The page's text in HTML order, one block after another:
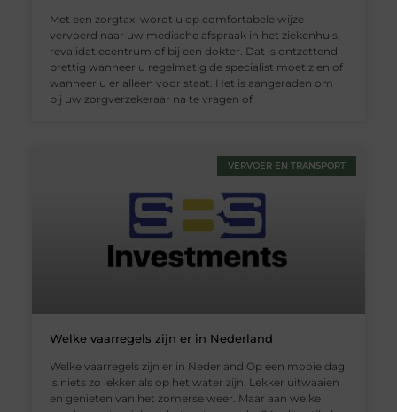
Met een zorgtaxi wordt u op comfortabele wijze
vervoerd naar uw medische afspraak in het ziekenhuis,
revalidatiecentrum of bij een dokter. Dat is ontzettend
prettig wanneer u regelmatig de specialist moet zien of
wanneer u er alleen voor staat. Het is aangeraden om
bij uw zorgverzekeraar na te vragen of
VERVOER EN TRANSPORT
Welke vaarregels zijn er in Nederland
Welke vaarregels zijn er in Nederland Op een mooie dag
is niets zo lekker als op het water zijn. Lekker uitwaaien
en genieten van het zomerse weer. Maar aan welke